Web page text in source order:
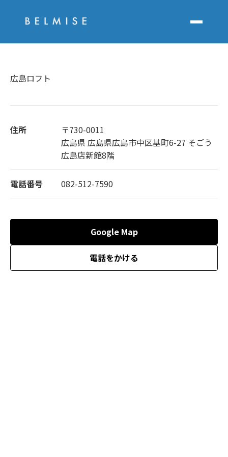
広島ロフト
住所
〒730-0011
広島県 広島県広島市中区基町6-27 そごう
広島店新館8階
電話番号 082-512-7590
Google Map
電話をかける